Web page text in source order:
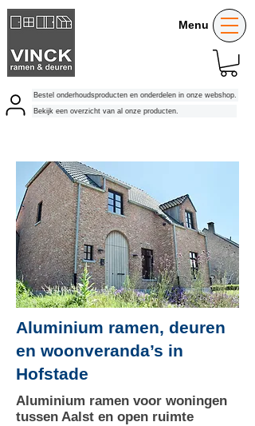
Bekijk een overzicht van al onze producten.
Bestel onderhoudsproducten en onderdelen in onze webshop.
Menu
Aluminium ramen, deuren
en woonveranda’s in
Hofstade
Aluminium ramen voor woningen
tussen Aalst en open ruimte